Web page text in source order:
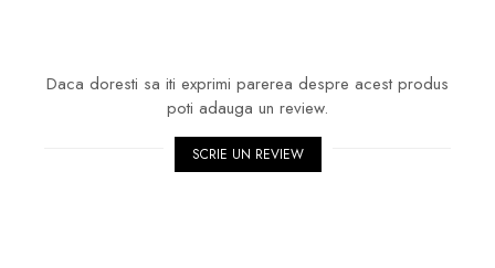
Daca doresti sa iti exprimi parerea despre acest produs
poti adauga un review.
SCRIE UN REVIEW